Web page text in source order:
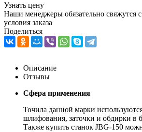
Узнать цену
Наши менеджеры обязательно свяжутся
условия заказа
Поделиться
Описание
Отзывы
Сфера применения
Точила данной марки
шлифования, заточки и обдирки в
Также купить станок JBG-150